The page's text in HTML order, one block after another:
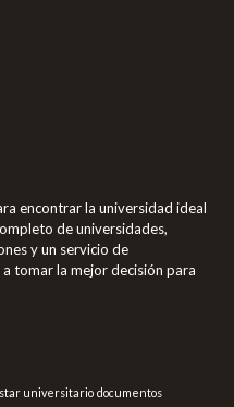
encontrar la universidad ideal
de universidades,
y un servicio de
tomar la mejor decisión para
universitario documentos